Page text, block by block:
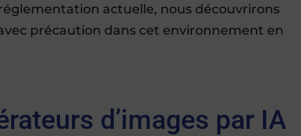
actuelle, nous découvrirons
précaution dans cet environnement en
d’images par IA